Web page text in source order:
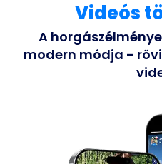
Videós
A
modern módja -